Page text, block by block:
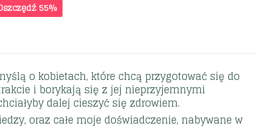
55%
o kobietach, które chcą przygotować się do
i borykają się z jej nieprzyjemnymi
dalej cieszyć się zdrowiem.
oraz całe moje doświadczenie, nabywane w